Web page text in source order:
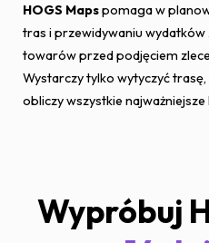
HOGS Mapspomaga w
tras i przewidywaniu
towarów przed podjęciem
Wystarczy tylko wytyczyć
obliczy wszystkie
Wypróbuj